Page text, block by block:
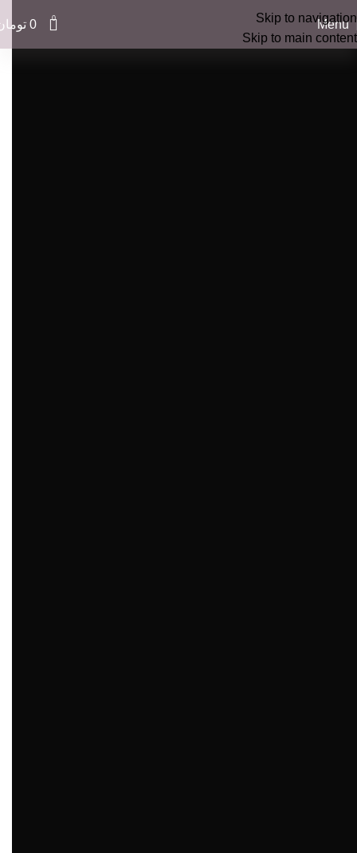
Skip to navigation
Skip to main content
Menu
0
0